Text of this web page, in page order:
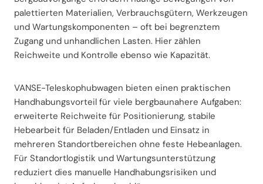
palettierten Materialien, Verbrauchsgütern, Werkzeugen
und Wartungskomponenten – oft bei begrenztem
Zugang und unhandlichen Lasten. Hier zählen
Reichweite und Kontrolle ebenso wie Kapazität.
VANSE-Teleskophubwagen bieten einen praktischen
Handhabungsvorteil für viele bergbaunahere Aufgaben:
erweiterte Reichweite für Positionierung, stabile
Hebearbeit für Beladen/Entladen und Einsatz in
mehreren Standortbereichen ohne feste Hebeanlagen.
Für Standortlogistik und Wartungsunterstützung
reduziert dies manuelle Handhabungsrisiken und